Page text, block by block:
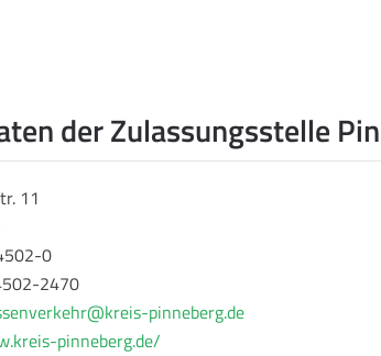
der Zulassungsstelle
11
0
2470
pinneberg.de
pinneberg.de/